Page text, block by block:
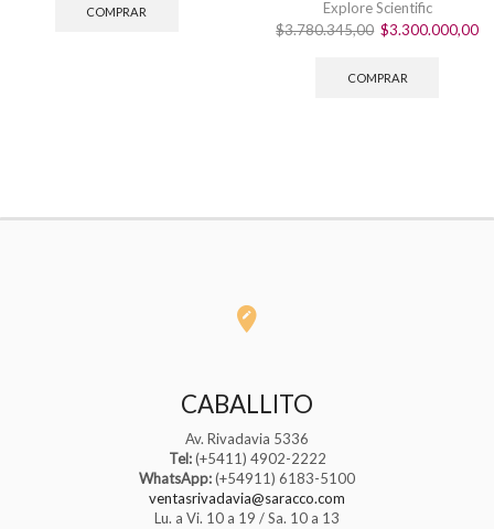
original
COMPRAR
Explore Scientific
$3.780.345,00 El
original
$3.300.000,00El
COMPRAR
CABALLITO
Av. Rivadavia 5336
Tel:(+5411) 4902-2222
WhatsApp:(+54911) 6183-5100
ventasrivadavia@saracco.com
Lu. a Vi. 10 a 19 / Sa. 10 a 13